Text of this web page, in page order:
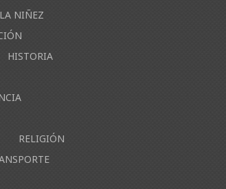
NIÑEZ
HISTORIA
RELIGIÓN